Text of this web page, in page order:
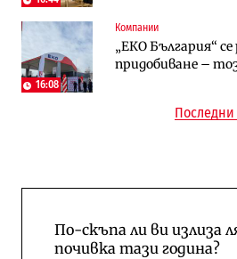
16:08
Компании
„ЕКО България“
придобиване –
Публични финанси
Общините вече
централната
Компании
А1 отново е лидер
компании и
По-скъпа ли ви излиза
почивка тази година?